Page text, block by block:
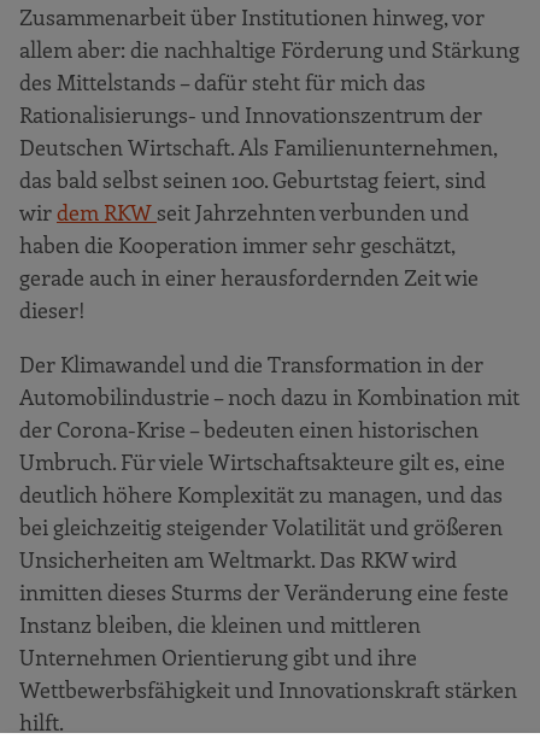
Zusammenarbeit über Institutionen hinweg, vor
allem aber: die nachhaltige Förderung und Stärkung
des Mittelstands – dafür steht für mich das
Rationalisierungs- und Innovationszentrum der
Deutschen Wirtschaft. Als Familienunternehmen,
das bald selbst seinen 100. Geburtstag feiert, sind
wirdem RKW seit Jahrzehnten verbunden und
haben die Kooperation immer sehr geschätzt,
gerade auch in einer herausfordernden Zeit wie
dieser!
Der Klimawandel und die Transformation in der
Automobilindustrie – noch dazu in Kombination mit
der Corona-Krise – bedeuten einen historischen
Umbruch. Für viele Wirtschaftsakteure gilt es, eine
deutlich höhere Komplexität zu managen, und das
bei gleichzeitig steigender Volatilität und größeren
Unsicherheiten am Weltmarkt. Das RKW wird
inmitten dieses Sturms der Veränderung eine feste
Instanz bleiben, die kleinen und mittleren
Unternehmen Orientierung gibt und ihre
Wettbewerbsfähigkeit und Innovationskraft stärken
hilft.